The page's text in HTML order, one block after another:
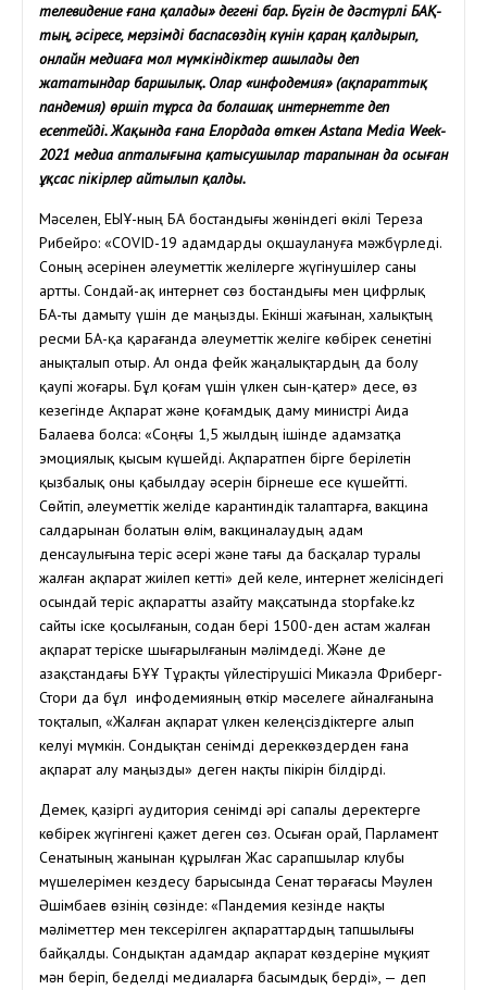
телевидение ғана қалады» дегені бар. Бүгін де дәстүрлі БАҚ-
тың, әсіресе, мерзімді баспасөздің күнін қараң қалдырып,
онлайн медиаға мол мүмкіндіктер ашылады деп
жататындар баршылық. Олар «инфодемия» (ақпараттық
пандемия) өршіп тұрса да болашақ интернетте деп
есептейді. Жақында ғана Елордада өткен Astana Media Week-
2021 медиа апталығына қатысушылар тарапынан да осыған
ұқсас пікірлер айтылып қалды.
Мәселен, ЕҚЫҰ-ның БАҚ бостандығы жөніндегі өкілі Тереза
Рибейро: «COVID-19 адамдарды оқшаулануға мәжбүрледі.
Соның әсерінен әлеуметтік желілерге жүгінушілер саны
артты. Сондай-ақ интернет сөз бостандығы мен цифрлық
БАҚ-ты дамыту үшін де маңызды. Екінші жағынан, халықтың
ресми БАҚ-қа қарағанда әлеуметтік желіге көбірек сенетіні
анықталып отыр. Ал онда фейк жаңалықтардың да болу
қаупі жоғары. Бұл қоғам үшін үлкен сын-қатер» десе, өз
кезегінде Ақпарат және қоғамдық даму министрі Аида
Балаева болса: «Соңғы 1,5 жылдың ішінде адамзатқа
эмоциялық қысым күшейді. Ақпаратпен бірге берілетін
қызбалық оны қабылдау әсерін бірнеше есе күшейтті.
Сөйтіп, әлеуметтік желіде карантиндік талаптарға, вакцина
салдарынан болатын өлім, вакциналаудың адам
денсаулығына теріс әсері және тағы да басқалар туралы
жалған ақпарат жиілеп кетті» дей келе, интернет желісіндегі
осындай теріс ақпаратты азайту мақсатында stopfake.kz
сайты іске қосылғанын, содан бері 1500-ден астам жалған
ақпарат теріске шығарылғанын мәлімдеді. Және де
Қазақстандағы БҰҰ Тұрақты үйлестірушісі Микаэла Фриберг-
Стори да бұл инфодемияның өткір мәселеге айналғанына
тоқталып, «Жалған ақпарат үлкен келеңсіздіктерге алып
келуі мүмкін. Сондықтан сенімді дереккөздерден ғана
ақпарат алу маңызды» деген нақты пікірін білдірді.
Демек, қазіргі аудитория сенімді әрі сапалы деректерге
көбірек жүгінгені қажет деген сөз. Осыған орай, Парламент
Сенатының жанынан құрылған Жас сарапшылар клубы
мүшелерімен кездесу барысында Сенат төрағасы Мәулен
Әшімбаев өзінің сөзінде: «Пандемия кезінде нақты
мәліметтер мен тексерілген ақпараттардың тапшылығы
байқалды. Сондықтан адамдар ақпарат көздеріне мұқият
мән беріп, беделді медиаларға басымдық берді», — деп